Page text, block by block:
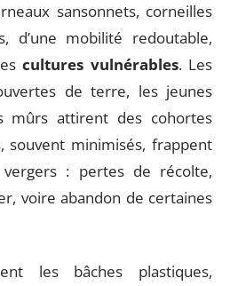
sansonnets, corneilles
d’une mobilité redoutable,
cultures vulnérables. Les
de terre, les jeunes
mûrs attirent des cohortes
souvent minimisés, frappent
: pertes de récolte,
voire abandon de certaines
les bâches plastiques,